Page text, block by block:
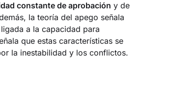
constante de aprobación y de
la teoría del apego señala
a la capacidad para
que estas características se
la inestabilidad y los conflictos.